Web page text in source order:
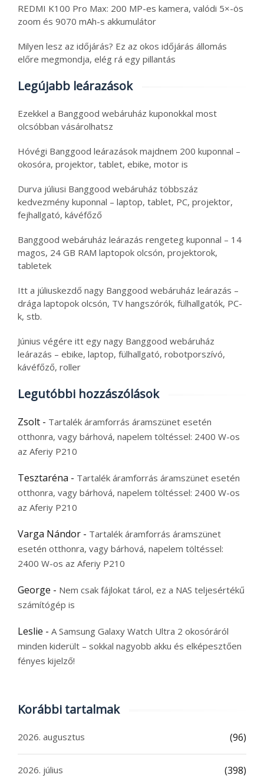
REDMI K100 Pro Max: 200 MP-es kamera, valódi 5×-ös
zoom és 9070 mAh-s akkumulátor
Milyen lesz az időjárás? Ez az okos időjárás állomás
előre megmondja, elég rá egy pillantás
Legújabb leárazások
Ezekkel a Banggood webáruház kuponokkal most
olcsóbban vásárolhatsz
Hóvégi Banggood leárazások majdnem 200 kuponnal –
okosóra, projektor, tablet, ebike, motor is
Durva júliusi Banggood webáruház többszáz
kedvezmény kuponnal – laptop, tablet, PC, projektor,
fejhallgató, kávéfőző
Banggood webáruház leárazás rengeteg kuponnal – 14
magos, 24 GB RAM laptopok olcsón, projektorok,
tabletek
Itt a júliuskezdő nagy Banggood webáruház leárazás –
drága laptopok olcsón, TV hangszórók, fülhallgatók, PC-
k, stb.
Június végére itt egy nagy Banggood webáruház
leárazás – ebike, laptop, fülhallgató, robotporszívó,
kávéfőző, roller
Legutóbbi hozzászólások
Zsolt - Tartalék áramforrás áramszünet esetén
otthonra, vagy bárhová, napelem töltéssel: 2400 W-os
az Aferiy P210
Tesztaréna - Tartalék áramforrás áramszünet esetén
otthonra, vagy bárhová, napelem töltéssel: 2400 W-os
az Aferiy P210
Varga Nándor - Tartalék áramforrás áramszünet
esetén otthonra, vagy bárhová, napelem töltéssel:
2400 W-os az Aferiy P210
George - Nem csak fájlokat tárol, ez a NAS teljesértékű
számítógép is
Leslie - A Samsung Galaxy Watch Ultra 2 okosóráról
minden kiderült – sokkal nagyobb akku és elképesztően
fényes kijelző!
Korábbi tartalmak
2026. augusztus (96)
2026. július (398)